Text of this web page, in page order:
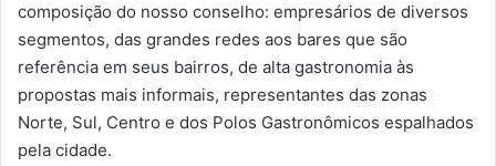
composição do nosso conselho: empresários de diversos
segmentos, das grandes redes aos bares que são
referência em seus bairros, de alta gastronomia às
propostas mais informais, representantes das zonas
Norte, Sul, Centro e dos Polos Gastronômicos espalhados
pela cidade.